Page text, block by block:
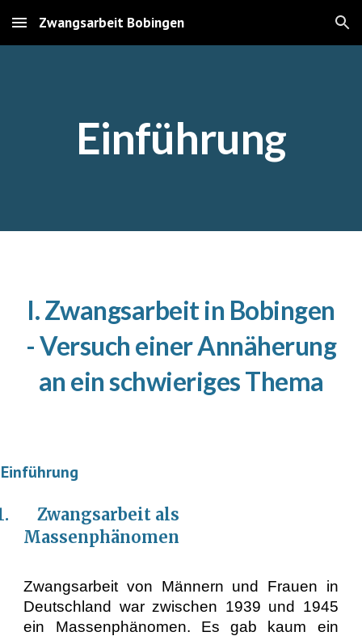
Skip to main content Skip to navigation
Zwangsarbeit Bobingen
Einführung
I.Zwangsarbeit in Bobingen
-Versuch einer Annäherung
an ein schwieriges Thema
Zwangsarbeit als
Massenphänomen
Zwangsarbeit von Männern und Frauen in
Deutschland war zwischen 1939 und 1945
ein Massenphänomen. Es gab kaum ein